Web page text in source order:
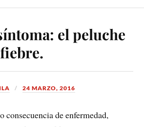
el peluche
24 MARZO, 2016
consecuencia de enfermedad,